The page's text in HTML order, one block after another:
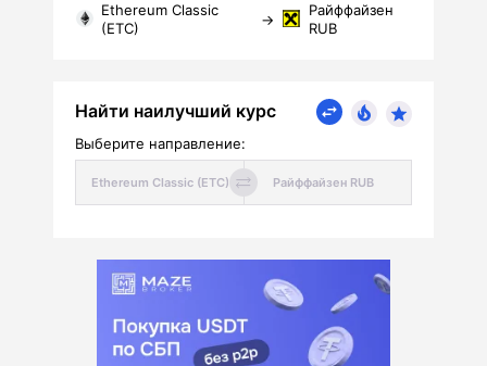
Ethereum Classic
(ETC)
→
Райффайзен
RUB
Найти наилучший курс
Выберите направление: